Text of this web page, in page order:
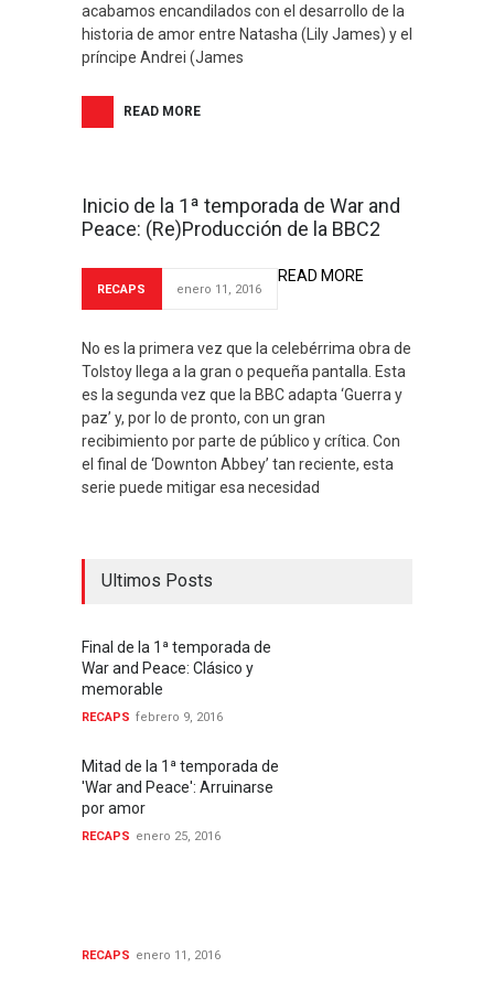
acabamos encandilados con el desarrollo de la
historia de amor entre Natasha (Lily James) y el
príncipe Andrei (James
READ MORE
Inicio de la 1ª temporada de War and
Peace: (Re)Producción de la BBC2
RECAPS enero 11, 2016
No es la primera vez que la celebérrima obra de
Tolstoy llega a la gran o pequeña pantalla. Esta
es la segunda vez que la BBC adapta ‘Guerra y
paz’ y, por lo de pronto, con un gran
recibimiento por parte de público y crítica. Con
el final de ‘Downton Abbey’ tan reciente, esta
serie puede mitigar esa necesidad
READ MORE
Ultimos Posts
Final de la 1ª temporada de
War and Peace: Clásico y
memorable
RECAPS febrero 9, 2016
Mitad de la 1ª temporada de
'War and Peace': Arruinarse
por amor
RECAPS enero 25, 2016
RECAPS enero 11, 2016